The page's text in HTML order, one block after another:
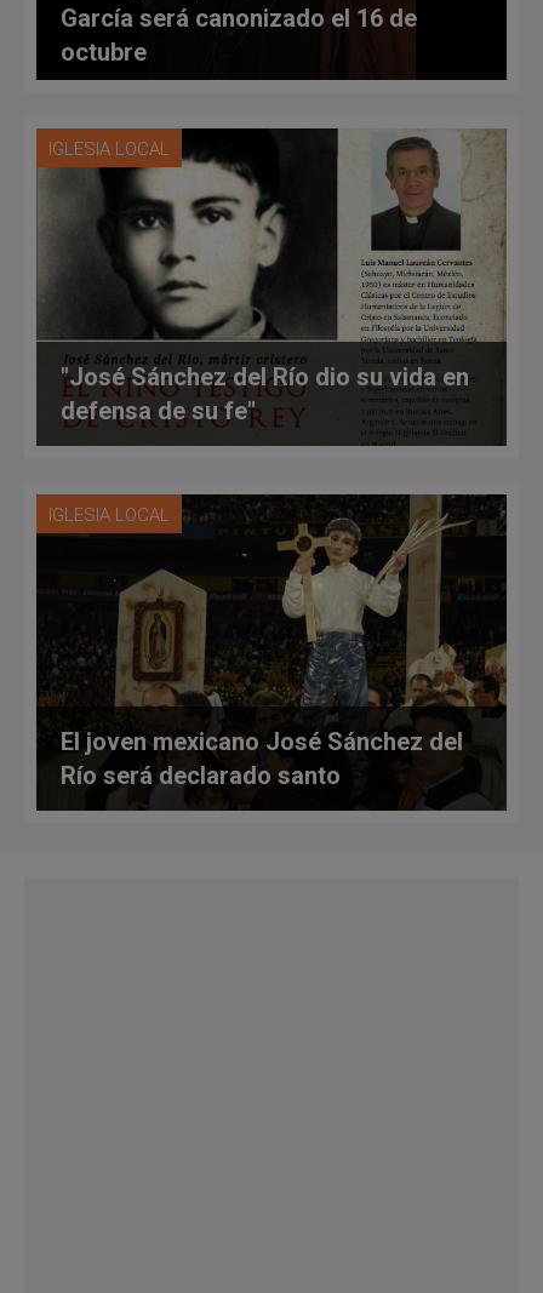
García será canonizado el 16 de
octubre
IGLESIA LOCAL
"José Sánchez del Río dio su vida en
defensa de su fe"
IGLESIA LOCAL
El joven mexicano José Sánchez del
Río será declarado santo